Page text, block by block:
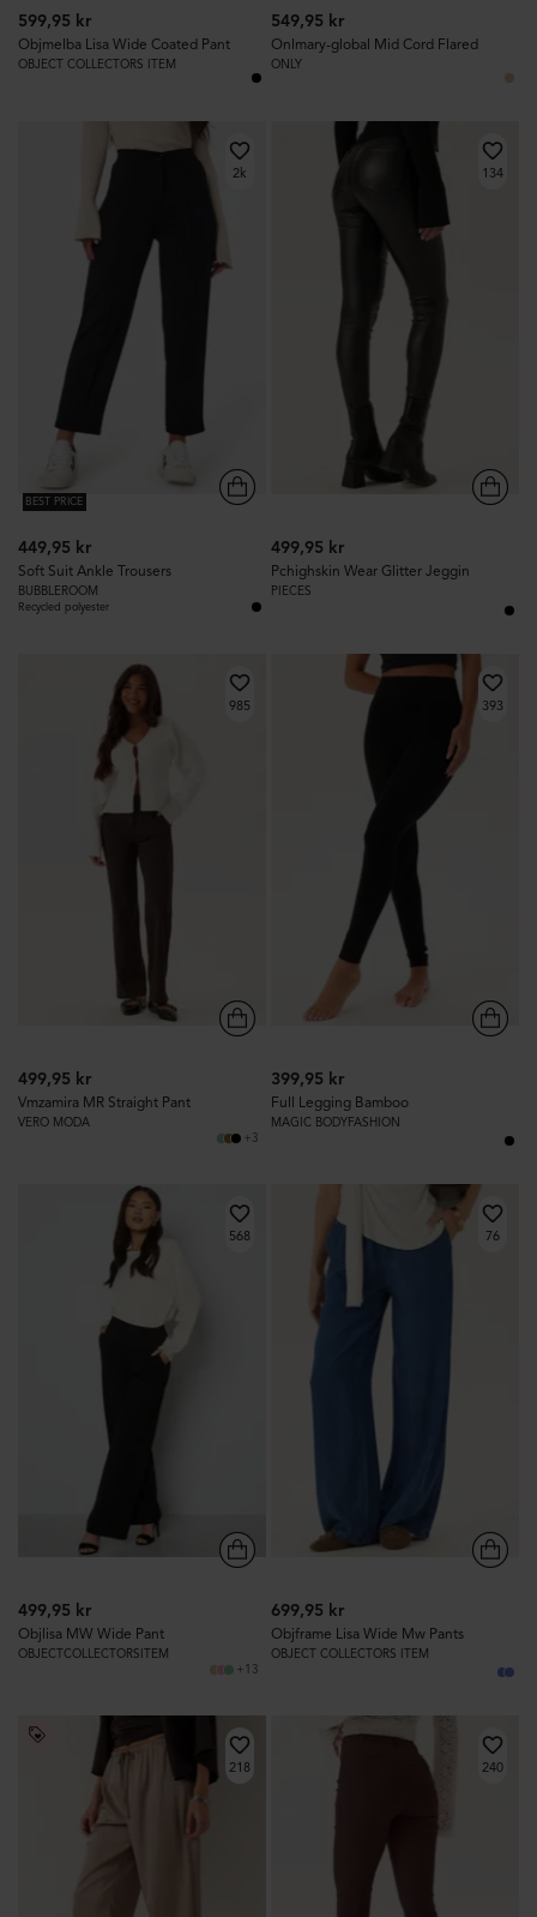
599,95 kr
Objmelba Lisa Wide Coated Pant
OBJECT COLLECTORS ITEM
549,95 kr
Onlmary-global Mid Cord Flared
ONLY
2k
BEST PRICE
449,95 kr
Soft Suit Ankle Trousers
BUBBLEROOM
Recycled polyester
134
499,95 kr
Pchighskin Wear Glitter Jeggin
PIECES
985
499,95 kr
Vmzamira MR Straight Pant
VERO MODA
+3
393
399,95 kr
Full Legging Bamboo
MAGIC BODYFASHION
568
499,95 kr
Objlisa MW Wide Pant
OBJECTCOLLECTORSITEM
+13
76
699,95 kr
Objframe Lisa Wide Mw Pants
OBJECT COLLECTORS ITEM
218 240